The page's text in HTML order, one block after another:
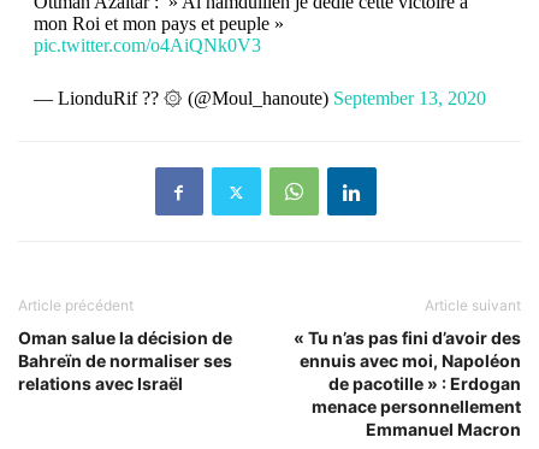
mon Roi et mon pays et peuple »
pic.twitter.com/o4AiQNk0V3
— LionduRif ?? ۞ (@Moul_hanoute) September 13, 2020
Article précédent
Oman salue la décision de
Bahreïn de normaliser ses
relations avec Israël
Article suivant
« Tu n’as pas fini d’avoir des
ennuis avec moi, Napoléon
de pacotille » : Erdogan
menace personnellement
Emmanuel Macron